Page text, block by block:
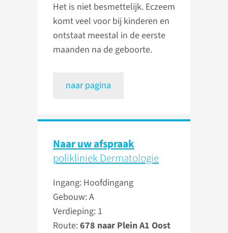
Het is niet besmettelijk. Eczeem
komt veel voor bij kinderen en
ontstaat meestal in de eerste
maanden na de geboorte.
naar pagina
Naar uw afspraak
polikliniek Dermatologie
Ingang: Hoofdingang
Gebouw: A
Verdieping: 1
Route:678 naar Plein A1 Oost